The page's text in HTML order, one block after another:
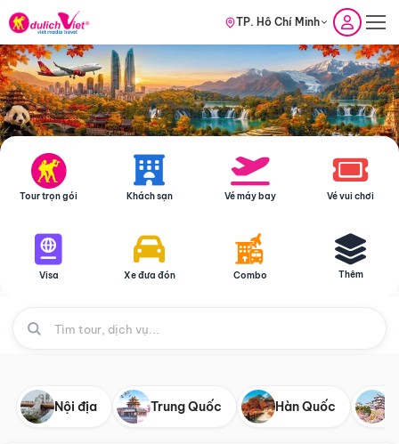
TP. Hồ Chí Minh
Tour trọn gói Khách sạn Vé máy bay Vé vui chơi
Visa Xe đưa đón Combo Thêm
Nội địa Trung Quốc Hàn Quốc